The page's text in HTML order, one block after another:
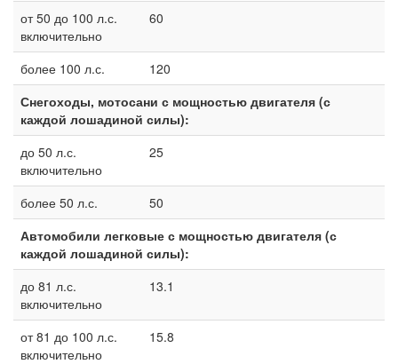
от 50 до 100 л.с.
включительно
60
более 100 л.с.
120
Снегоходы, мотосани с мощностью двигателя (с
каждой лошадиной силы):
до 50 л.с.
включительно
25
более 50 л.с.
50
Автомобили легковые с мощностью двигателя (с
каждой лошадиной силы):
до 81 л.с.
включительно
13.1
от 81 до 100 л.с.
включительно
15.8